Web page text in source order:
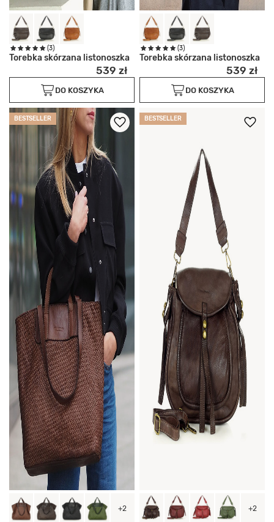
(3)
Torebka skórzana listonoszka
539 zł
DO KOSZYKA
(3)
Torebka skórzana listonoszka
539 zł
DO KOSZYKA
BESTSELLER
+2
BESTSELLER
+2